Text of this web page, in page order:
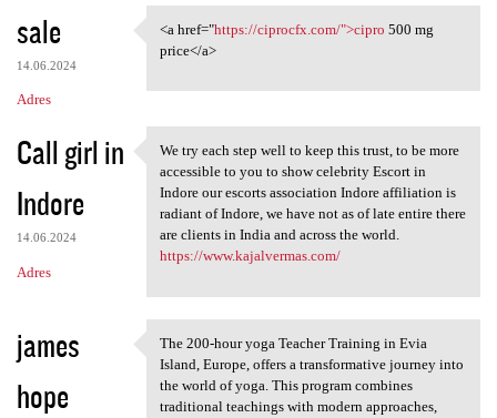
sale
14.06.2024
Adres
<a href="https://ciprocfx.com
<a href="https://ciprocfx.com/">cipro 500 mg
price</a>
Call girl in
Indore
14.06.2024
Adres
We try each step well to keep
We try each step well to keep this trust, to be more
accessible to you to show celebrity Escort in
Indore our escorts association Indore affiliation is
radiant of Indore, we have not as of late entire there
are clients in India and across the world.
https://www.kajalvermas.com/
james
hope
The 200-hour yoga Teacher
The 200-hour yoga Teacher Training in Evia
Island, Europe, offers a transformative journey into
the world of yoga. This program combines
traditional teachings with modern approaches,